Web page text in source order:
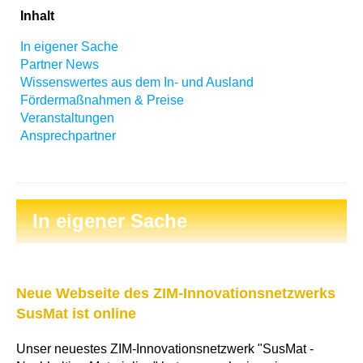
Inhalt
In eigener Sache
Partner News
Wissenswertes aus dem In- und Ausland
Fördermaßnahmen & Preise
Veranstaltungen
Ansprechpartner
In eigener Sache
Neue Webseite des ZIM-Innovationsnetzwerks
SusMat ist online
Unser neuestes ZIM-Innovationsnetzwerk "SusMat -